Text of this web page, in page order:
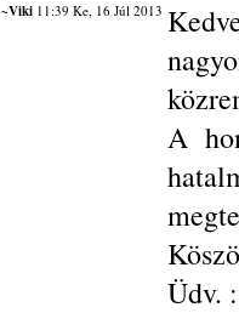
~Viki11:39 Ke, 16 Júl 2013
A
Üdv.